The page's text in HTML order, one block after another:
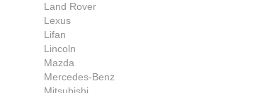
Land Rover
Lexus
Lifan
Lincoln
Mazda
Mercedes-Benz